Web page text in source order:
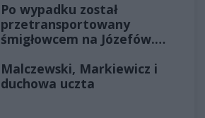
Po wypadku został
przetransportowany
śmigłowcem na Józefów.
Malczewski, Markiewicz i
duchowa uczta